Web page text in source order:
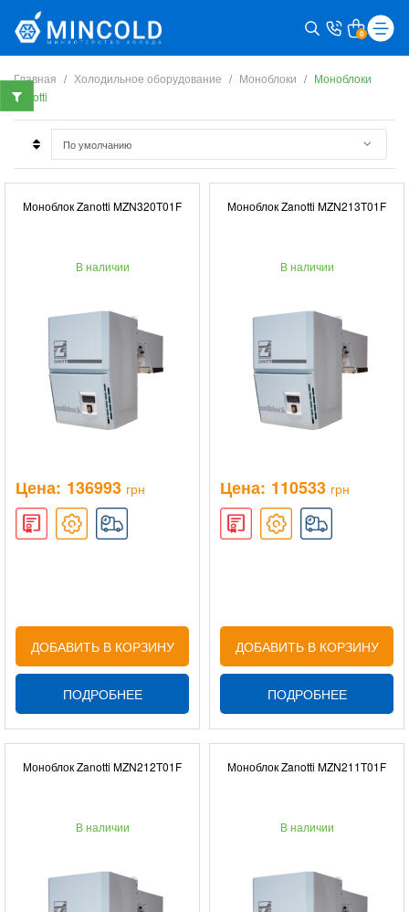
0
Главная Холодильное оборудование Моноблоки
Моноблоки
Zanotti
Моноблок Zanotti MZN320T01F
В наличии
Цена: 136993 грн
ДОБАВИТЬ В КОРЗИНУ
ПОДРОБНЕЕ
Моноблок Zanotti MZN213T01F
В наличии
Цена: 110533 грн
ДОБАВИТЬ В КОРЗИНУ
ПОДРОБНЕЕ
Моноблок Zanotti MZN212T01F
В наличии
Моноблок Zanotti MZN211T01F
В наличии